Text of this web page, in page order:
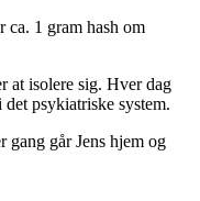
ca. 1 gram hash om
at isolere sig. Hver dag
psykiatriske system.
går Jens hjem og